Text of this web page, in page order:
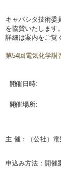
キャパシタ技術委
を協賛いたします。
詳細は案内をご覧
第54回電気化学講
開催日時:
開催場所:
主 催：（公社）
申込み方法：開催